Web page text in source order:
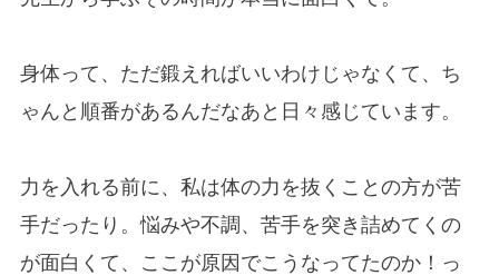
身体って、ただ鍛えればいいわけじゃなくて、ち
ゃんと順番があるんだなあと日々感じています。
力を入れる前に、私は体の力を抜くことの方が苦
手だったり。悩みや不調、苦手を突き詰めてくの
が面白くて、ここが原因でこうなってたのか！っ